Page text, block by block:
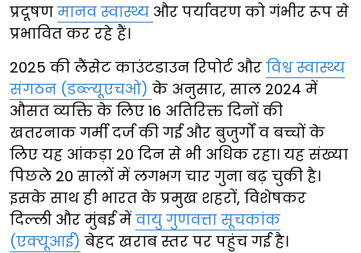
प्रदूषण मानव स्वास्थ्य और पर्यावरण को गंभीर रूप से
प्रभावित कर रहे हैं।
2025 की लैंसेट काउंटडाउन रिपोर्ट और विश्व स्वास्थ्य
संगठन (डब्ल्यूएचओ) के अनुसार, साल 2024 में
औसत व्यक्ति के लिए 16 अतिरिक्त दिनों की
खतरनाक गर्मी दर्ज की गई और बुजुर्गों व बच्चों के
लिए यह आंकड़ा 20 दिन से भी अधिक रहा। यह संख्या
पिछले 20 सालों में लगभग चार गुना बढ़ चुकी है।
इसके साथ ही भारत के प्रमुख शहरों, विशेषकर
दिल्ली और मुंबई में वायु गुणवत्ता सूचकांक
(एक्यूआई) बेहद खराब स्तर पर पहुंच गई है।